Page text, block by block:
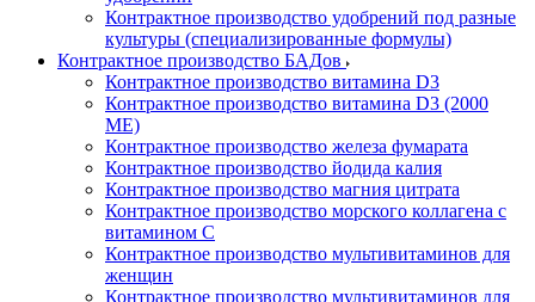
Контрактное производство удобрений под разные
культуры (специализированные формулы)
Контрактное производство БАДов
Контрактное производство витамина D3
Контрактное производство витамина D3 (2000
МЕ)
Контрактное производство железа фумарата
Контрактное производство йодида калия
Контрактное производство магния цитрата
Контрактное производство морского коллагена с
витамином С
Контрактное производство мультивитаминов для
женщин
Контрактное производство мультивитаминов для